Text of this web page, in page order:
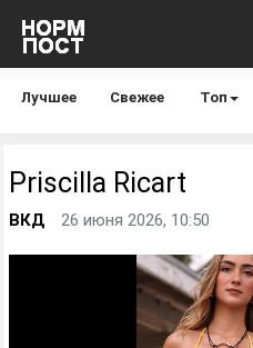
Лучшее Свежее Топ
Priscilla Ricart
ВКД 26 июня 2026, 10:50